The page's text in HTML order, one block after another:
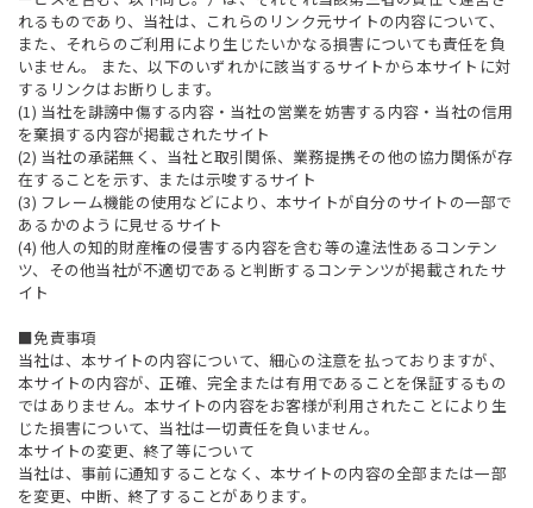
れるものであり、当社は、これらのリンク元サイトの内容について、
また、それらのご利用により生じたいかなる損害についても責任を負
いません。 また、以下のいずれかに該当するサイトから本サイトに対
するリンクはお断りします。
(1) 当社を誹謗中傷する内容・当社の営業を妨害する内容・当社の信用
を棄損する内容が掲載されたサイト
(2) 当社の承諾無く、当社と取引関係、業務提携その他の協力関係が存
在することを示す、または示唆するサイト
(3) フレーム機能の使用などにより、本サイトが自分のサイトの一部で
あるかのように見せるサイト
(4) 他人の知的財産権の侵害する内容を含む等の違法性あるコンテン
ツ、その他当社が不適切であると判断するコンテンツが掲載されたサ
イト
■免責事項
当社は、本サイトの内容について、細心の注意を払っておりますが、
本サイトの内容が、正確、完全または有用であることを保証するもの
ではありません。本サイトの内容をお客様が利用されたことにより生
じた損害について、当社は一切責任を負いません。
本サイトの変更、終了等について
当社は、事前に通知することなく、本サイトの内容の全部または一部
を変更、中断、終了することがあります。